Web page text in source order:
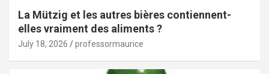
La Mützig et les autres bières contiennent-
elles vraiment des aliments ?
July 18, 2026 professormaurice